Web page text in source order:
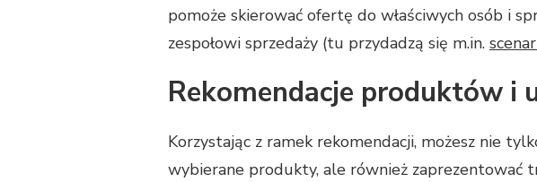
pomoże skierować ofertę do właściwych osób i
zespołowi sprzedaży (tu przydadzą się m.in.
Rekomendacje produktów i
Korzystając z ramek rekomendacji, możesz nie
wybierane produkty, ale również zaprezentować